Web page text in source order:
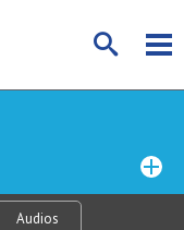
Audios